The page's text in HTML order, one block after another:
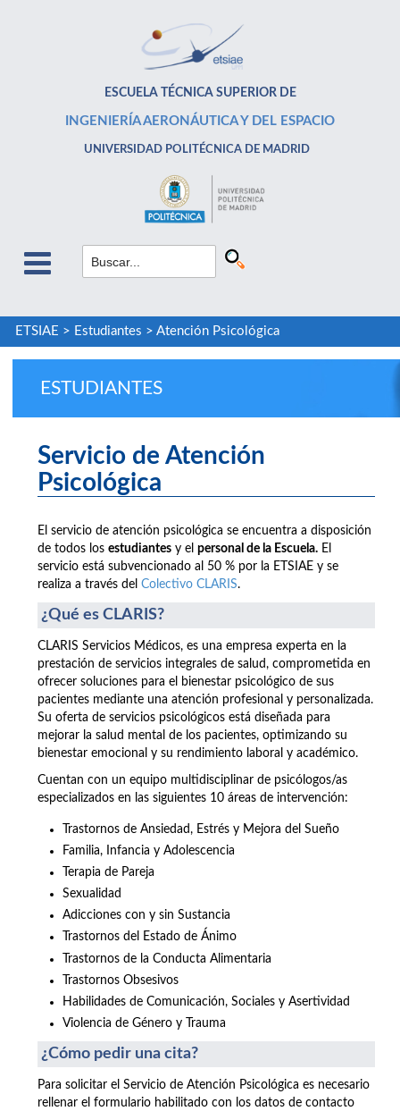
ESCUELA TÉCNICA SUPERIOR DE
INGENIERÍA AERONÁUTICA Y DEL ESPACIO
UNIVERSIDAD POLITÉCNICA DE MADRID
ETSIAE > Estudiantes > Atención Psicológica
ESTUDIANTES
Servicio de Atención
Psicológica
El servicio de atención psicológica se encuentra a disposición
de todos los estudiantes y el personal de la Escuela. El
servicio está subvencionado al 50 % por la ETSIAE y se
realiza a través del Colectivo CLARIS.
¿Qué es CLARIS?
CLARIS Servicios Médicos, es una empresa experta en la
prestación de servicios integrales de salud, comprometida en
ofrecer soluciones para el bienestar psicológico de sus
pacientes mediante una atención profesional y personalizada.
Su oferta de servicios psicológicos está diseñada para
mejorar la salud mental de los pacientes, optimizando su
bienestar emocional y su rendimiento laboral y académico.
Cuentan con un equipo multidisciplinar de psicólogos/as
especializados en las siguientes 10 áreas de intervención:
Trastornos de Ansiedad, Estrés y Mejora del Sueño
Familia, Infancia y Adolescencia
Terapia de Pareja
Sexualidad
Adicciones con y sin Sustancia
Trastornos del Estado de Ánimo
Trastornos de la Conducta Alimentaria
Trastornos Obsesivos
Habilidades de Comunicación, Sociales y Asertividad
Violencia de Género y Trauma
¿Cómo pedir una cita?
Para solicitar el Servicio de Atención Psicológica es necesario
rellenar el formulario habilitado con los datos de contacto